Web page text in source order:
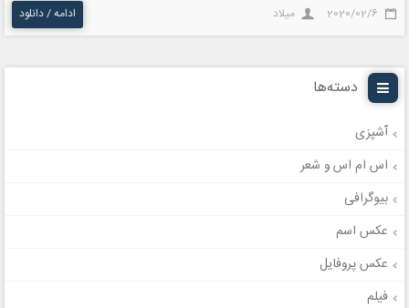
2020/02/6 میلاد ادامه / دانلود
دسته‌ها
آشپزی
اس ام اس و شعر
بیوگرافی
عکس اسم
عکس پروفایل
فیلم